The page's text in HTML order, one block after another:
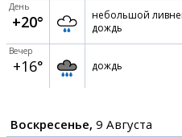
День
+20°
небольшой
дождь
Вечер
+16° дождь
Воскресенье, 9 Августа